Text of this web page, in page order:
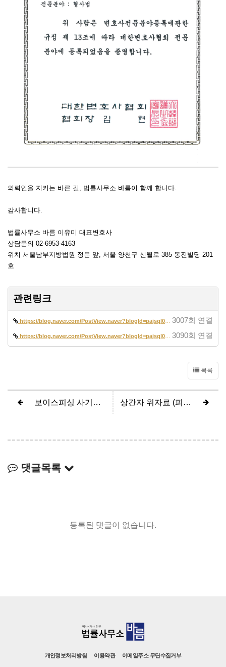
의뢰인을 지키는 바른 길, 법률사무소 바름이 함께 합니다.
감사합니다.
법률사무소 바름 이유미 대표변호사
상담문의 02-6953-4163
위치 서울남부지방법원 정문 앞, 서울 양천구 신월로 385 동진빌딩 201
호
관련링크
https://blog.naver.com/PostView.naver?blogId=pajsql02&logNo=2230974497… 3007회 연결
https://blog.naver.com/PostView.naver?blogId=pajsql02&logNo=2230925744… 3090회 연결
목록
보이스피싱 사기방조, 전자금융거래법위반 (집행유예) 상간자 위자료 (피고 4200만원 방어 800만원 인정)
댓글목록
등록된 댓글이 없습니다.
개인정보처리방침 이용약관 이메일주소 무단수집거부